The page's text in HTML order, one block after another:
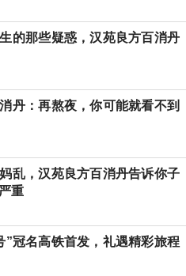
的那些疑惑，汉苑良方百消丹
丹：再熬夜，你可能就看不到
乱，汉苑良方百消丹告诉你子
重
”冠名高铁首发，礼遇精彩旅程